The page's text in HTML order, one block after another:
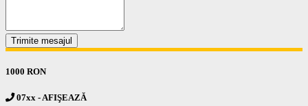
Trimite mesajul
1000 RON
07xx - AFIŞEAZĂ